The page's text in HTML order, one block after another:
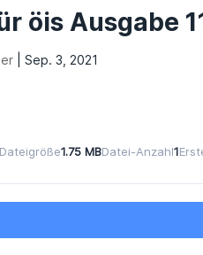
öis Ausgabe
|Sep. 3, 2021
Dateigröße1.75 MBDatei-Anzahl1